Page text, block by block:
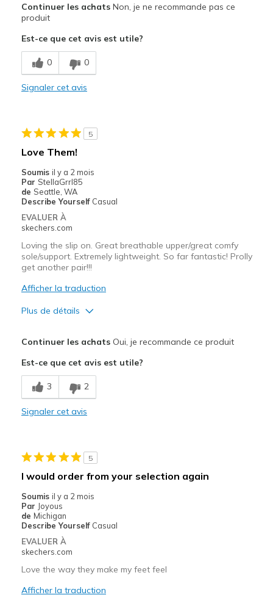
Attractive Design
Stylish
Les meilleures utilisations
Casual Wear
Travel
Width
Sizing
Continuer les achatsNon, je ne recommande pas ce
produit
Est-ce que cet avis est utile?
0 0
Signaler cet avis
5
Love Them!
Soumis il y a 2 mois
Par StellaGrrl85
de Seattle, WA
Describe Yourself Casual
EVALUER À
skechers.com
Loving the slip on. Great breathable upper/great comfy
sole/support. Extremely lightweight. So far fantastic! Prolly
get another pair!!!
Afficher la traduction
Plus de détails
Comfortable
Stylish
Travel
Width
Sizing
View On Shoes
I'm Into Shoes
Continuer les achatsOui, je recommande ce produit
Est-ce que cet avis est utile?
3 2
Signaler cet avis
5
I would order from your selection again
Soumis il y a 2 mois
Par Joyous
de Michigan
Describe Yourself Casual
EVALUER À
skechers.com
Love the way they make my feet feel
Afficher la traduction